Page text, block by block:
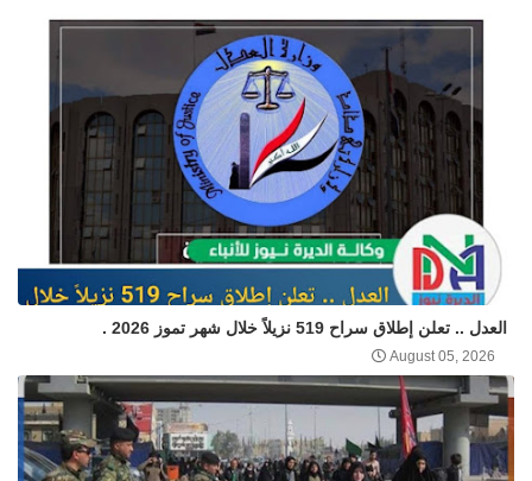
العدل .. تعلن إطلاق سراح 519 نزيلاً خلال شهر تموز 2026 .
August 05, 2026